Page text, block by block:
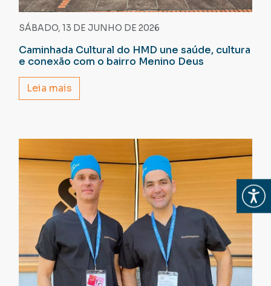
Abrir
SÁBADO, 13 DE JUNHO DE 2026
Caminhada Cultural do HMD une saúde, cultura
e conexão com o bairro Menino Deus
Leia mais